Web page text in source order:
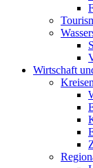
Wirtschaft